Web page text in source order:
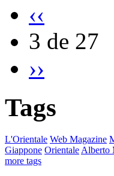
‹‹
3 de 27
››
Tags
L'Orientale Web Magazine
Giappone Orientale Alberto
more tags